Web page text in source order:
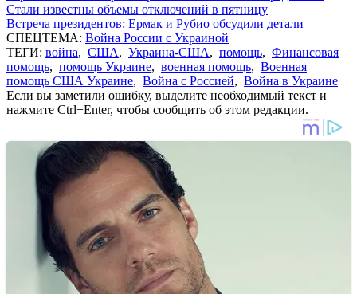
Стали известны объемы отключений в пятницу
Встреча президентов: Ермак и Рубио обсудили детали
СПЕЦТЕМА: Война России с Украиной
ТЕГИ: война, США, Украина-США, помощь, Финансовая
помощь, помощь Украине, военная помощь, Военная
помощь США Украине, Война с Россией, Война в Украине
Если вы заметили ошибку, выделите необходимый текст и
нажмите Ctrl+Enter, чтобы сообщить об этом редакции.